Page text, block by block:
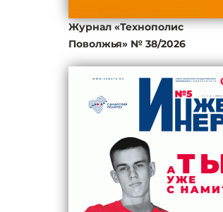
Журнал «Технополис
Поволжья» № 38/2026